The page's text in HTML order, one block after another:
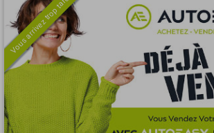
Vous arrivez trop tard